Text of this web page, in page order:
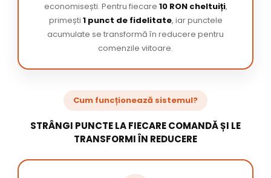
economisești. Pentru fiecare 10 RON cheltuiți,
primești 1 punct de fidelitate, iar punctele
acumulate se transformă în reducere pentru
comenzile viitoare.
Cum funcționează sistemul?
STRÂNGI PUNCTE LA FIECARE COMANDĂ ȘI LE
TRANSFORMI ÎN REDUCERE